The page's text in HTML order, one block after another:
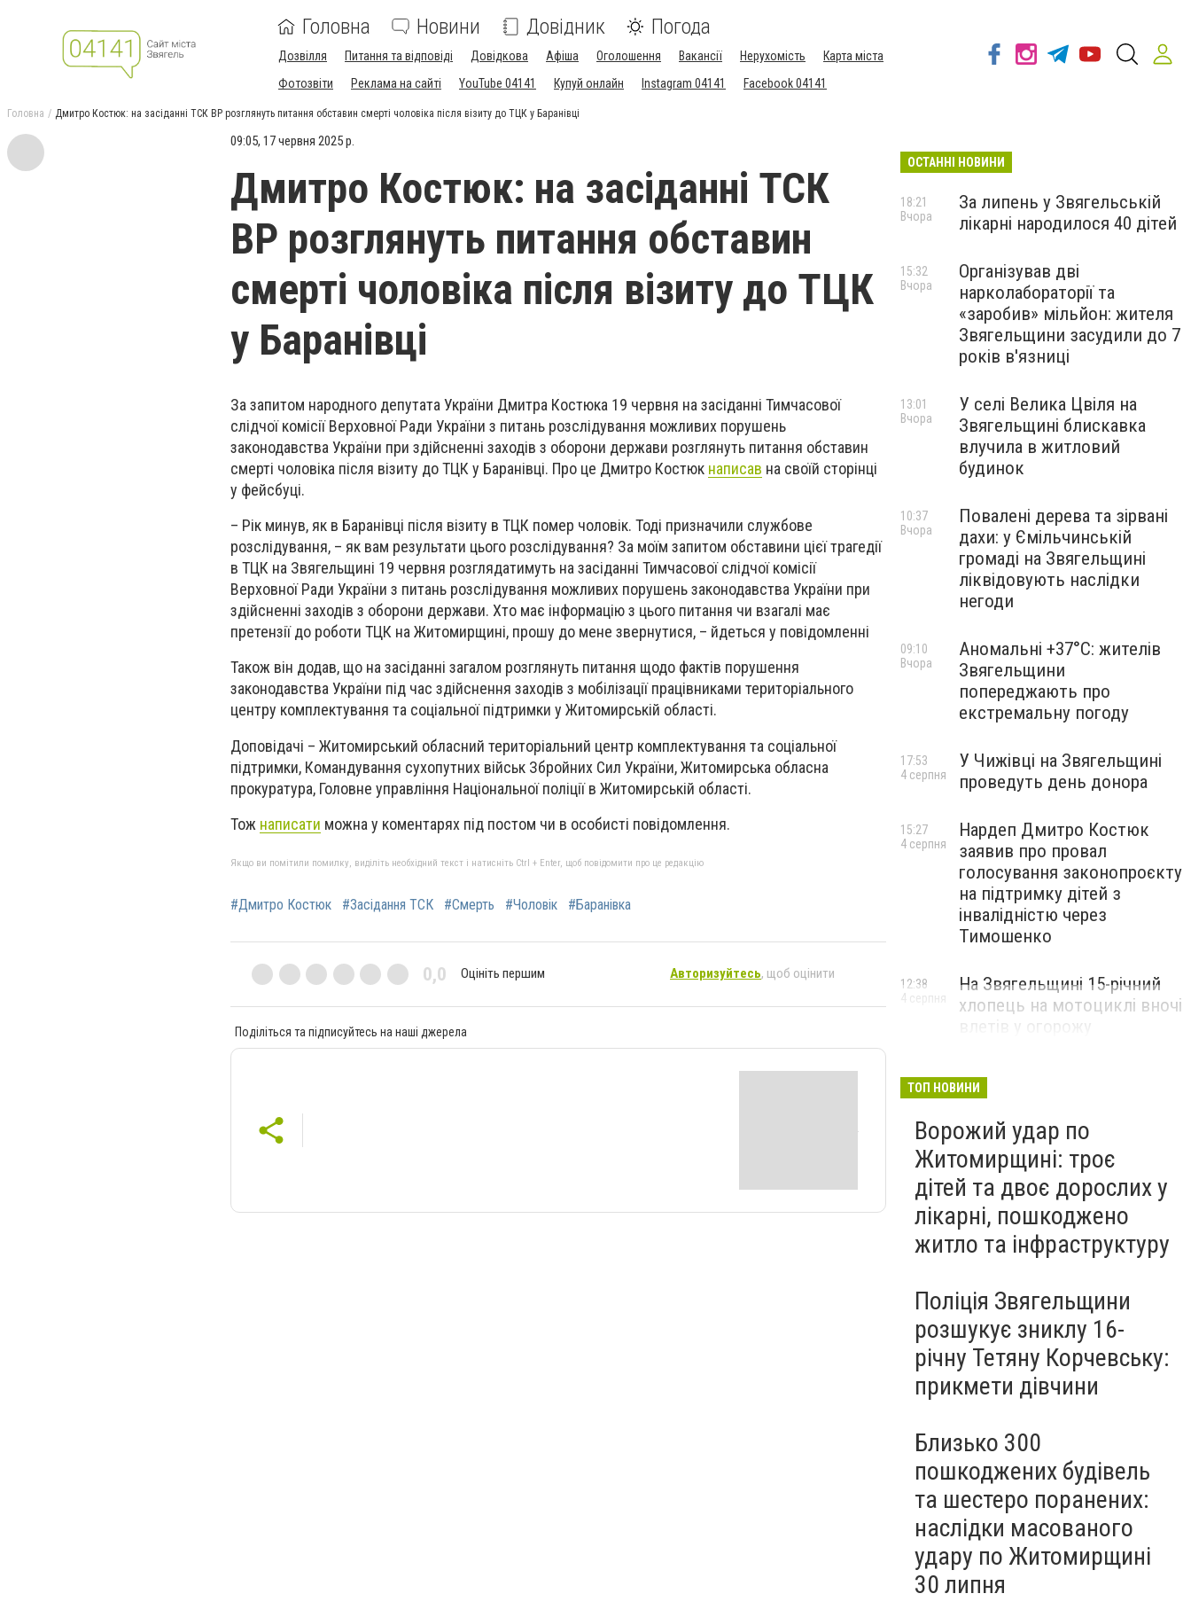
Головна Новини Довідник Погода
Дозвілля Питання та відповіді Довідкова Афіша Оголошення Вакансії Нерухомість
Карта міста
Фотозвіти
Реклама на сайті YouTube 04141 Купуй онлайн Instagram 04141 Facebook 04141
Головна Дмитро Костюк: на засіданні ТСК ВР розглянуть питання обставин смерті чоловіка після візиту до ТЦК у Баранівці
09:05, 17 червня 2025 р.
Дмитро Костюк: на засіданні ТСК
ВР розглянуть питання обставин
смерті чоловіка після візиту до ТЦК
у Баранівці
За запитом народного депутата України Дмитра Костюка 19 червня на засіданні Тимчасової
слідчої комісії Верховної Ради України з питань розслідування можливих порушень
законодавства України при здійсненні заходів з оборони держави розглянуть питання обставин
смерті чоловіка після візиту до ТЦК у Баранівці. Про це Дмитро Костюк написав на своїй сторінці
у фейсбуці.
– Рік минув, як в Баранівці після візиту в ТЦК помер чоловік. Тоді призначили службове
розслідування, – як вам результати цього розслідування? За моїм запитом обставини цієї трагедії
в ТЦК на Звягельщині 19 червня розглядатимуть на засіданні Тимчасової слідчої комісії
Верховної Ради України з питань розслідування можливих порушень законодавства України при
здійсненні заходів з оборони держави. Хто має інформацію з цього питання чи взагалі має
претензії до роботи ТЦК на Житомирщині, прошу до мене звернутися, – йдеться у повідомленні
Також він додав, що на засіданні загалом розглянуть питання щодо фактів порушення
законодавства України під час здійснення заходів з мобілізації працівниками територіального
центру комплектування та соціальної підтримки у Житомирській області.
Доповідачі – Житомирський обласний територіальний центр комплектування та соціальної
підтримки, Командування сухопутних військ Збройних Сил України, Житомирська обласна
прокуратура, Головне управління Національної поліції в Житомирській області.
Тож написати можна у коментарях під постом чи в особисті повідомлення.
Якщо ви помітили помилку, виділіть необхідний текст і натисніть Ctrl + Enter, щоб повідомити про це редакцію
#Дмитро Костюк #Засідання ТСК #Смерть #Чоловік #Баранівка
0,0 Оцініть першим Авторизуйтесь, щоб оцінити
Поділіться та підписуйтесь на наші джерела
ОСТАННІ НОВИНИ
За липень у Звягельській
лікарні народилося 40 дітей
18:21
Вчора
Організував дві
нарколабораторії та
«заробив» мільйон: жителя
Звягельщини засудили до 7
років в'язниці
15:32
Вчора
У селі Велика Цвіля на
Звягельщині блискавка
влучила в житловий
будинок
13:01
Вчора
Повалені дерева та зірвані
дахи: у Ємільчинській
громаді на Звягельщині
ліквідовують наслідки
негоди
10:37
Вчора
Аномальні +37°C: жителів
Звягельщини
попереджають про
екстремальну погоду
09:10
Вчора
У Чижівці на Звягельщині
проведуть день донора
17:53
4 серпня
Нардеп Дмитро Костюк
заявив про провал
голосування законопроєкту
на підтримку дітей з
інвалідністю через
Тимошенко
15:27
4 серпня
На Звягельщині 15-річний
хлопець на мотоциклі вночі
12:38
4 серпня
ТОП НОВИНИ
Ворожий удар по
Житомирщині: троє
дітей та двоє дорослих у
лікарні, пошкоджено
житло та інфраструктуру
Поліція Звягельщини
розшукує зниклу 16-
річну Тетяну Корчевську:
прикмети дівчини
Близько 300
пошкоджених будівель
та шестеро поранених:
наслідки масованого
удару по Житомирщині
30 липня